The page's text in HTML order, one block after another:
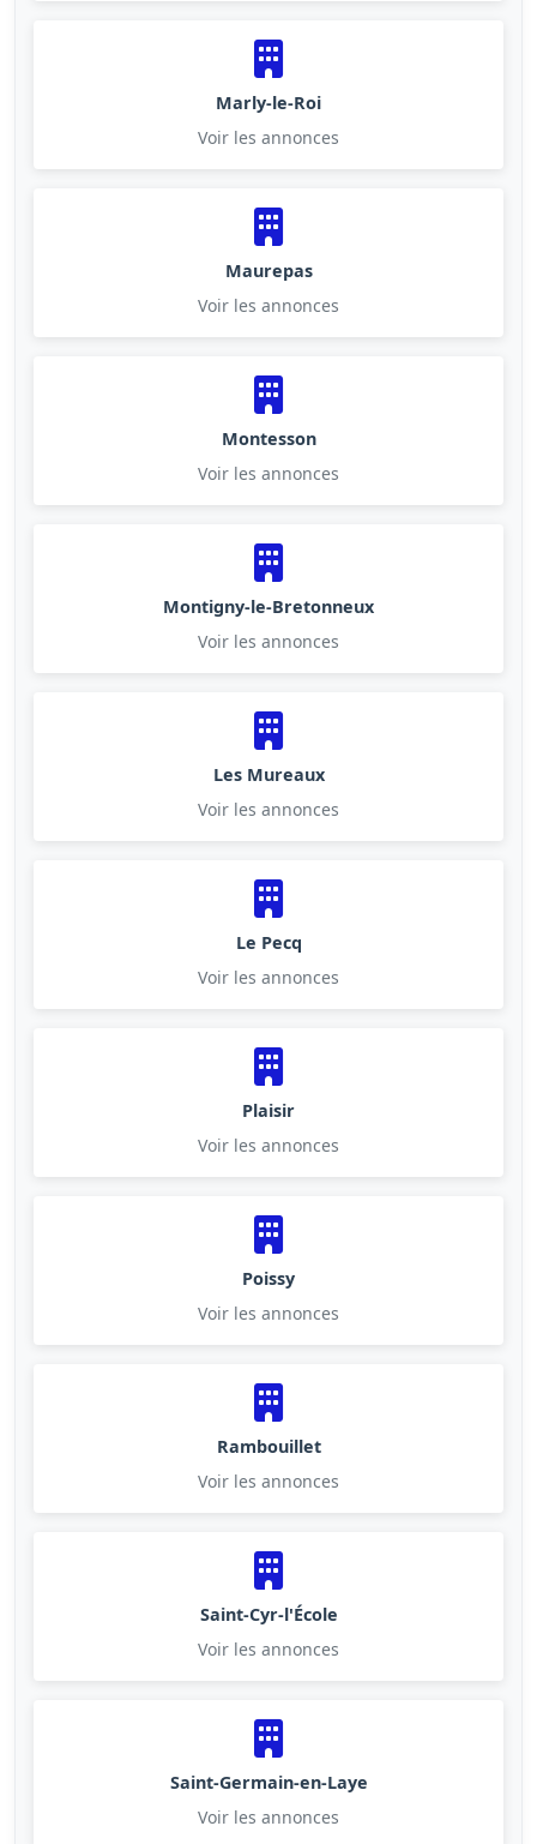
Marly-le-Roi
Voir les annonces
Maurepas
Voir les annonces
Montesson
Voir les annonces
Montigny-le-Bretonneux
Voir les annonces
Les Mureaux
Voir les annonces
Le Pecq
Voir les annonces
Plaisir
Voir les annonces
Poissy
Voir les annonces
Rambouillet
Voir les annonces
Saint-Cyr-l'École
Voir les annonces
Saint-Germain-en-Laye
Voir les annonces